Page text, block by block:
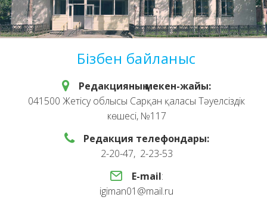
Бізбен байланыс
Редакцияның мекен-жайы:
041500 Жетісу облысы Сарқан қаласы Тәуелсіздік
көшесі, №117
Редакция телефондары:
2-20-47, 2-23-53
E-mail:
igiman01@mail.ru